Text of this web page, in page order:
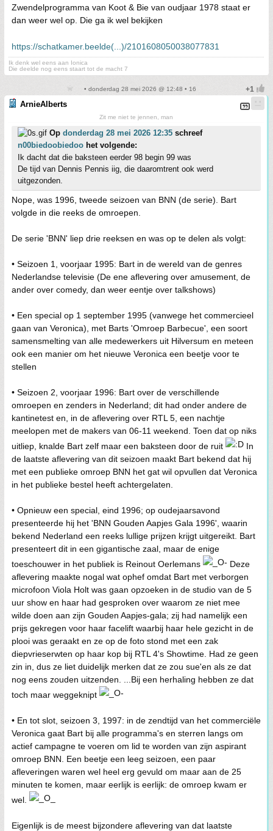
Zwendelprogramma van Koot & Bie van oudjaar 1978 staat er
dan weer wel op. Die ga ik wel bekijken
https://schatkamer.beelde(...)/2101608050038077831
Ik denk wel eens aan Ionica
Die deelde nog eens staart tot de macht 7
• donderdag 28 mei 2026 @ 12:48 • 16
ArnieAlberts
Zit me niet te jennen, man
Op donderdag 28 mei 2026 12:35 schreef
n00biedoobiedoo het volgende:
Ik dacht dat die baksteen eerder 98 begin 99 was
De tijd van Dennis Pennis iig, die daaromtrent ook werd
uitgezonden.
Nope, was 1996, tweede seizoen van BNN (de serie). Bart
volgde in die reeks de omroepen.
De serie 'BNN' liep drie reeksen en was op te delen als volgt:
• Seizoen 1, voorjaar 1995: Bart in de wereld van de genres
Nederlandse televisie (De ene aflevering over amusement, de
ander over comedy, dan weer eentje over talkshows)
• Een special op 1 september 1995 (vanwege het commercieel
gaan van Veronica), met Barts 'Omroep Barbecue', een soort
samensmelting van alle medewerkers uit Hilversum en meteen
ook een manier om het nieuwe Veronica een beetje voor te
stellen
• Seizoen 2, voorjaar 1996: Bart over de verschillende
omroepen en zenders in Nederland; dit had onder andere de
kantinetest en, in de aflevering over RTL 5, een nachtje
meelopen met de makers van 06-11 weekend. Toen dat op niks
uitliep, knalde Bart zelf maar een baksteen door de ruit
In
de laatste aflevering van dit seizoen maakt Bart bekend dat hij
met een publieke omroep BNN het gat wil opvullen dat Veronica
in het publieke bestel heeft achtergelaten.
• Opnieuw een special, eind 1996; op oudejaarsavond
presenteerde hij het 'BNN Gouden Aapjes Gala 1996', waarin
bekend Nederland een reeks lullige prijzen krijgt uitgereikt. Bart
presenteert dit in een gigantische zaal, maar de enige
toeschouwer in het publiek is Reinout Oerlemans
Deze
aflevering maakte nogal wat ophef omdat Bart met verborgen
microfoon Viola Holt was gaan opzoeken in de studio van de 5
uur show en haar had gesproken over waarom ze niet mee
wilde doen aan zijn Gouden Aapjes-gala; zij had namelijk een
prijs gekregen voor haar facelift waarbij haar hele gezicht in de
plooi was geraakt en ze op de foto stond met een zak
diepvrieserwten op haar kop bij RTL 4's Showtime. Had ze geen
zin in, dus ze liet duidelijk merken dat ze zou sue'en als ze dat
nog eens zouden uitzenden. ...Bij een herhaling hebben ze dat
toch maar weggeknipt
• En tot slot, seizoen 3, 1997: in de zendtijd van het commerciële
Veronica gaat Bart bij alle programma's en sterren langs om
actief campagne te voeren om lid te worden van zijn aspirant
omroep BNN. Een beetje een leeg seizoen, een paar
afleveringen waren wel heel erg gevuld om maar aan de 25
minuten te komen, maar eerlijk is eerlijk: de omroep kwam er
wel.
Eigenlijk is de meest bijzondere aflevering van dat laatste